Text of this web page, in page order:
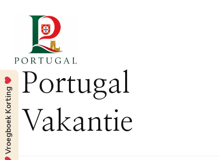
Portugal
Vakantie
Vroegboek Korting